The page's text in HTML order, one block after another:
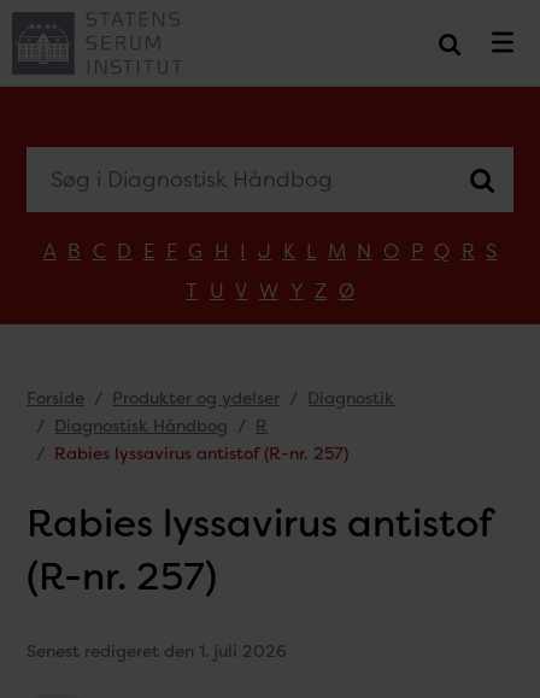
A B C D E F G H I J K L M N O P Q R S
T U V W Y Z Ø
Forside Produkter og ydelser
Diagnostik
Diagnostisk Håndbog
R
Rabies lyssavirus antistof (R-nr. 257)
Rabies lyssavirus antistof
(R-nr. 257)
Senest redigeret den 1. juli 2026